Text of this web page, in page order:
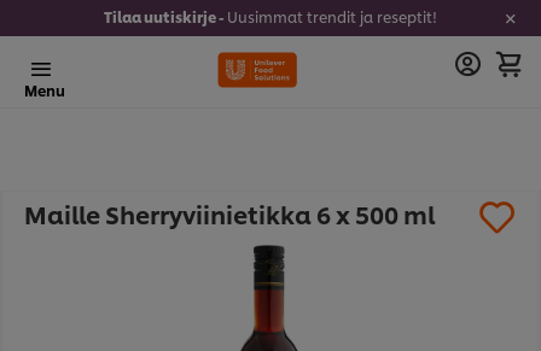
Tilaa uutiskirje - Uusimmat trendit ja reseptit!
Menu
Maille Sherryviinietikka 6 x 500 ml